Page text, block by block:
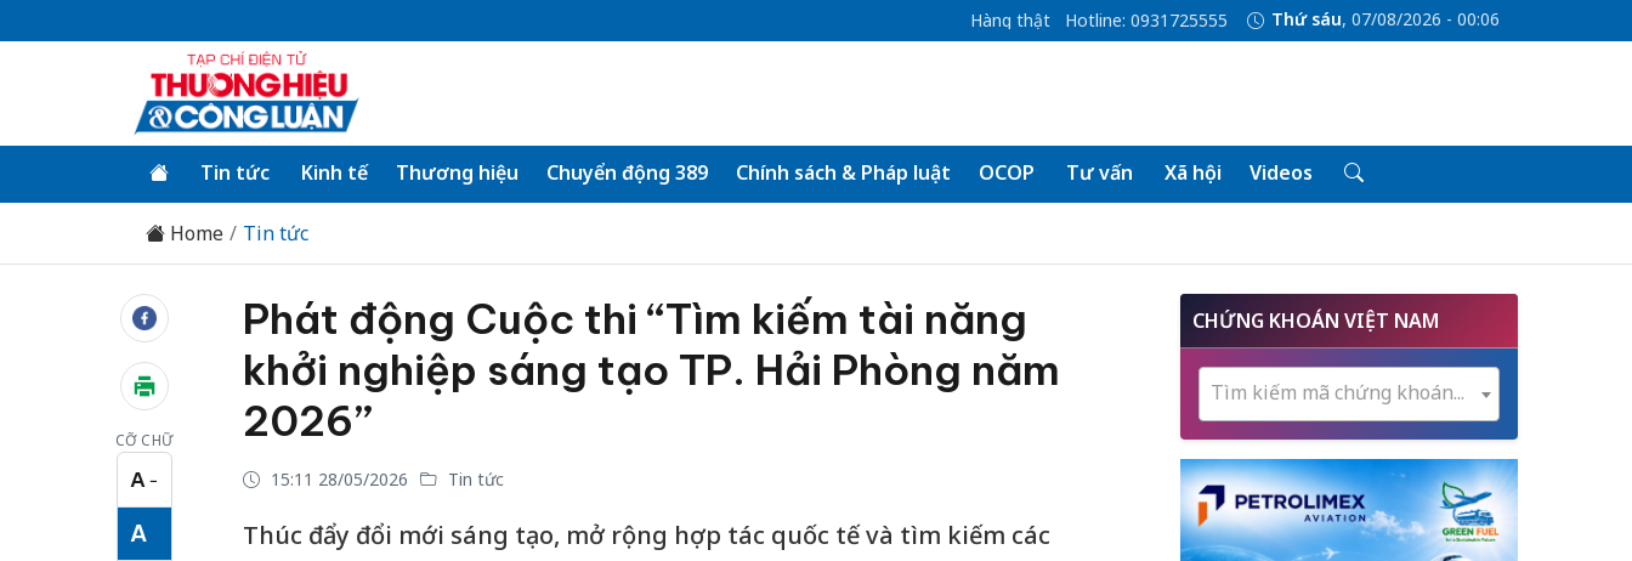
Hàng thật Hotline: 0931725555 Thứ sáu, 07/08/2026 - 00:06
Tin tức Kinh tế Thương hiệu Chuyển động 389 Chính sách & Pháp luật OCOP Tư vấn Xã hội Videos
Home Tin tức
CỠ CHỮ
A −
Cỡ chữ nhỏ
A
Cỡ chữ vừa
Phát động Cuộc thi “Tìm kiếm tài năng
khởi nghiệp sáng tạo TP. Hải Phòng năm
2026”
15:11 28/05/2026 Tin tức
Thúc đẩy đổi mới sáng tạo, mở rộng hợp tác quốc tế và tìm kiếm các
CHỨNG KHOÁN VIỆT NAM
Tìm kiếm mã chứng khoán...